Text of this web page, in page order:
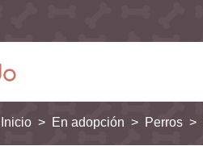
Inicio En adopción Perros